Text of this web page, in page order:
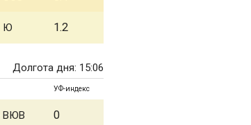
Ю 1.2
Долгота дня: 15:06
УФ-индекс
ВЮВ 0